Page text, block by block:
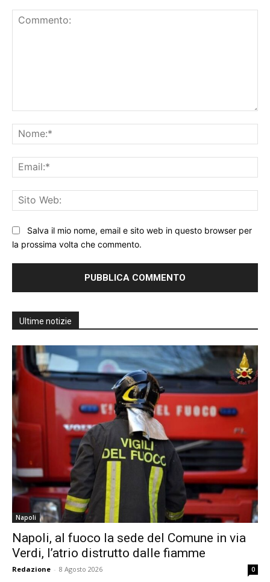
Salva il mio nome, email e sito web in questo browser per
la prossima volta che commento.
Ultime notizie
Napoli
Napoli, al fuoco la sede del Comune in via
Verdi, l’atrio distrutto dalle fiamme
Redazione - 8 Agosto 2026 0